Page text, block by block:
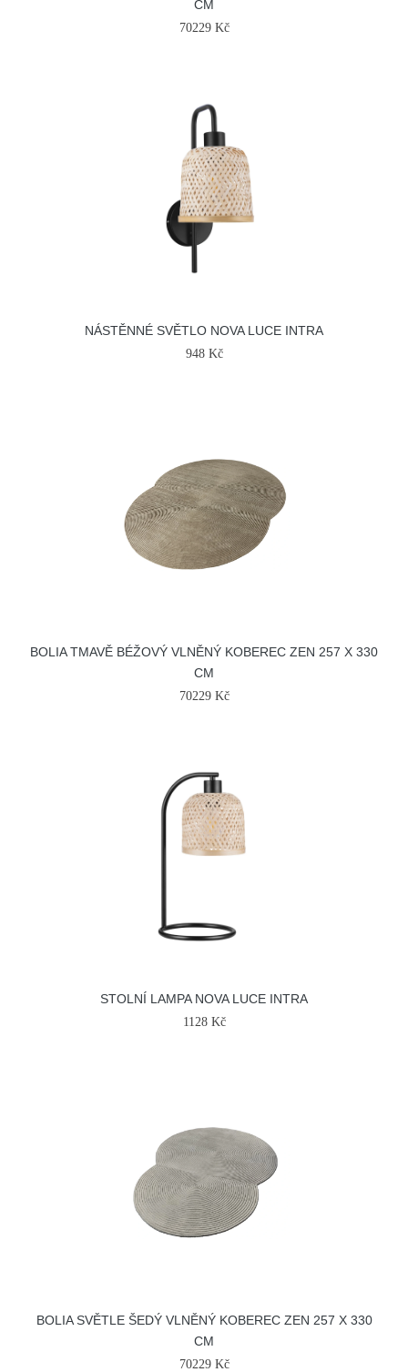
CM
70229 Kč
NÁSTĚNNÉ SVĚTLO NOVA LUCE INTRA
948 Kč
BOLIA TMAVĚ BÉŽOVÝ VLNĚNÝ KOBEREC ZEN 257 X 330
CM
70229 Kč
STOLNÍ LAMPA NOVA LUCE INTRA
1128 Kč
BOLIA SVĚTLE ŠEDÝ VLNĚNÝ KOBEREC ZEN 257 X 330
CM
70229 Kč